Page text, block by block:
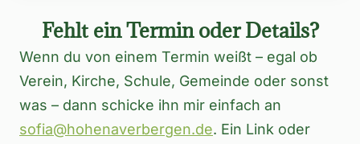
Fehlt ein Termin oder Details?
Wenn du von einem Termin weißt – egal ob
Verein, Kirche, Schule, Gemeinde oder sonst
was – dann schicke ihn mir einfach an
sofia@hohenaverbergen.de. Ein Link oder